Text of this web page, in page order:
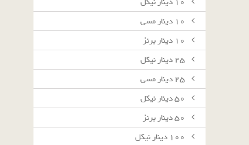
٢٥ دينار نيكل
٢٥ دينار مسى